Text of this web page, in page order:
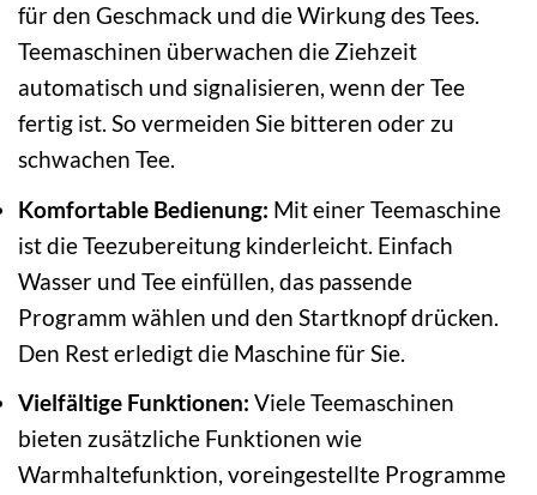
für den Geschmack und die Wirkung des Tees.
Teemaschinen überwachen die Ziehzeit
automatisch und signalisieren, wenn der Tee
fertig ist. So vermeiden Sie bitteren oder zu
schwachen Tee.
Komfortable Bedienung: Mit einer Teemaschine
ist die Teezubereitung kinderleicht. Einfach
Wasser und Tee einfüllen, das passende
Programm wählen und den Startknopf drücken.
Den Rest erledigt die Maschine für Sie.
Vielfältige Funktionen: Viele Teemaschinen
bieten zusätzliche Funktionen wie
Warmhaltefunktion, voreingestellte Programme